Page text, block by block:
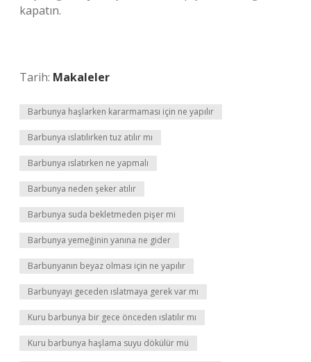
kapatın.
Tarih: Makaleler
Barbunya haşlarken kararmaması için ne yapılır
Barbunya ıslatılırken tuz atılır mı
Barbunya ıslatırken ne yapmalı
Barbunya neden şeker atılır
Barbunya suda bekletmeden pişer mi
Barbunya yemeğinin yanına ne gider
Barbunyanın beyaz olması için ne yapılır
Barbunyayı geceden ıslatmaya gerek var mı
Kuru barbunya bir gece önceden ıslatılır mı
Kuru barbunya haşlama suyu dökülür mü